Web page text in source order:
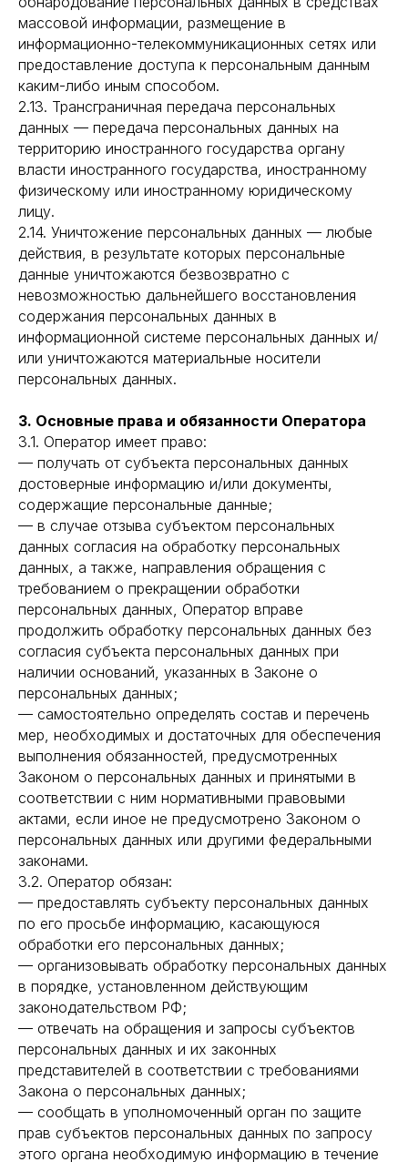
массовой информации, размещение в
информационно-телекоммуникационных сетях или
предоставление доступа к персональным данным
каким-либо иным способом.
2.13. Трансграничная передача персональных
данных — передача персональных данных на
территорию иностранного государства органу
власти иностранного государства, иностранному
физическому или иностранному юридическому
лицу.
2.14. Уничтожение персональных данных — любые
действия, в результате которых персональные
данные уничтожаются безвозвратно с
невозможностью дальнейшего восстановления
содержания персональных данных в
информационной системе персональных данных и/
или уничтожаются материальные носители
персональных данных.
3. Основные права и обязанности Оператора
3.1. Оператор имеет право:
— получать от субъекта персональных данных
достоверные информацию и/или документы,
содержащие персональные данные;
— в случае отзыва субъектом персональных
данных согласия на обработку персональных
данных, а также, направления обращения с
требованием о прекращении обработки
персональных данных, Оператор вправе
продолжить обработку персональных данных без
согласия субъекта персональных данных при
наличии оснований, указанных в Законе о
персональных данных;
— самостоятельно определять состав и перечень
мер, необходимых и достаточных для обеспечения
выполнения обязанностей, предусмотренных
Законом о персональных данных и принятыми в
соответствии с ним нормативными правовыми
актами, если иное не предусмотрено Законом о
персональных данных или другими федеральными
законами.
3.2. Оператор обязан:
— предоставлять субъекту персональных данных
по его просьбе информацию, касающуюся
обработки его персональных данных;
— организовывать обработку персональных данных
в порядке, установленном действующим
законодательством РФ;
— отвечать на обращения и запросы субъектов
персональных данных и их законных
представителей в соответствии с требованиями
Закона о персональных данных;
— сообщать в уполномоченный орган по защите
прав субъектов персональных данных по запросу
этого органа необходимую информацию в течение